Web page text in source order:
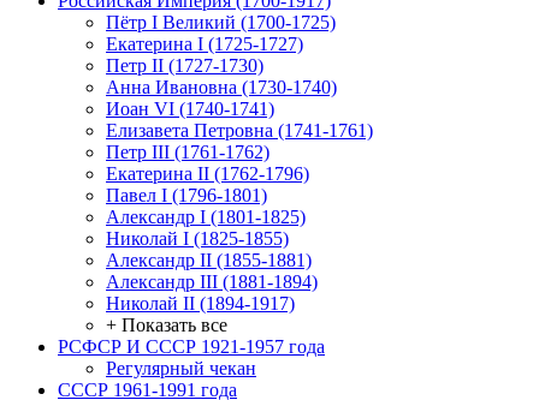
Пётр I Великий (1700-1725)
Екатерина I (1725-1727)
Петр II (1727-1730)
Анна Ивановна (1730-1740)
Иоан VI (1740-1741)
Елизавета Петровна (1741-1761)
Петр III (1761-1762)
Екатерина II (1762-1796)
Павел I (1796-1801)
Александр I (1801-1825)
Николай I (1825-1855)
Александр II (1855-1881)
Александр III (1881-1894)
Николай II (1894-1917)
+ Показать все
РСФСР И СССР 1921-1957 года
Регулярный чекан
СССР 1961-1991 года